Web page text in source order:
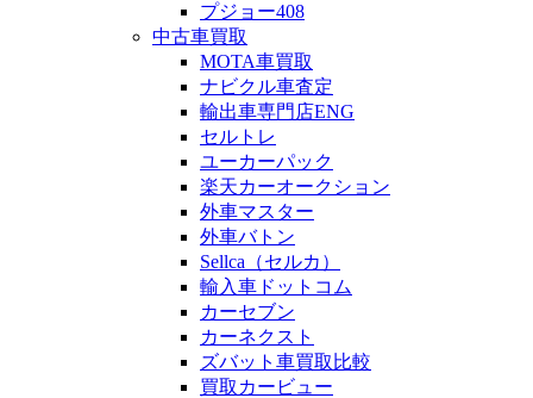
プジョー408
中古車買取
MOTA車買取
ナビクル車査定
輸出車専門店ENG
セルトレ
ユーカーパック
楽天カーオークション
外車マスター
外車バトン
Sellca（セルカ）
輸入車ドットコム
カーセブン
カーネクスト
ズバット車買取比較
買取カービュー